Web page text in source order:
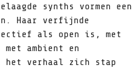
synths vormen een
Haar verfijnde
als open is, met
ambient en
het verhaal zich stap